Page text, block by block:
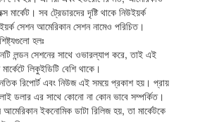
মার্কেট। সব ট্রেডারদের দৃষ্টি থাকে নিউইয়র্ক
সেশন আমেরিকান সেশন নামেও পরিচিত।
হলঃ
লন্ডন সেশনের সাথে ওভারল্যাপ করে, তাই এই
লিকুইডিটি বেশি থাকে।
রিপোর্ট এবং নিউজ এই সময়ে প্রকাশ হয়। প্রায়
ডলার এর সাথে কোনো না কোন ভাবে সম্পর্কিত।
ইকনোমিক ডাটা রিলিজ হয়, তা মার্কেটকে